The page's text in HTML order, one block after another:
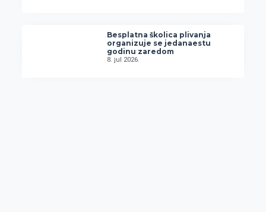
Besplatna školica plivanja
organizuje se jedanaestu
godinu zaredom
8. jul 2026.